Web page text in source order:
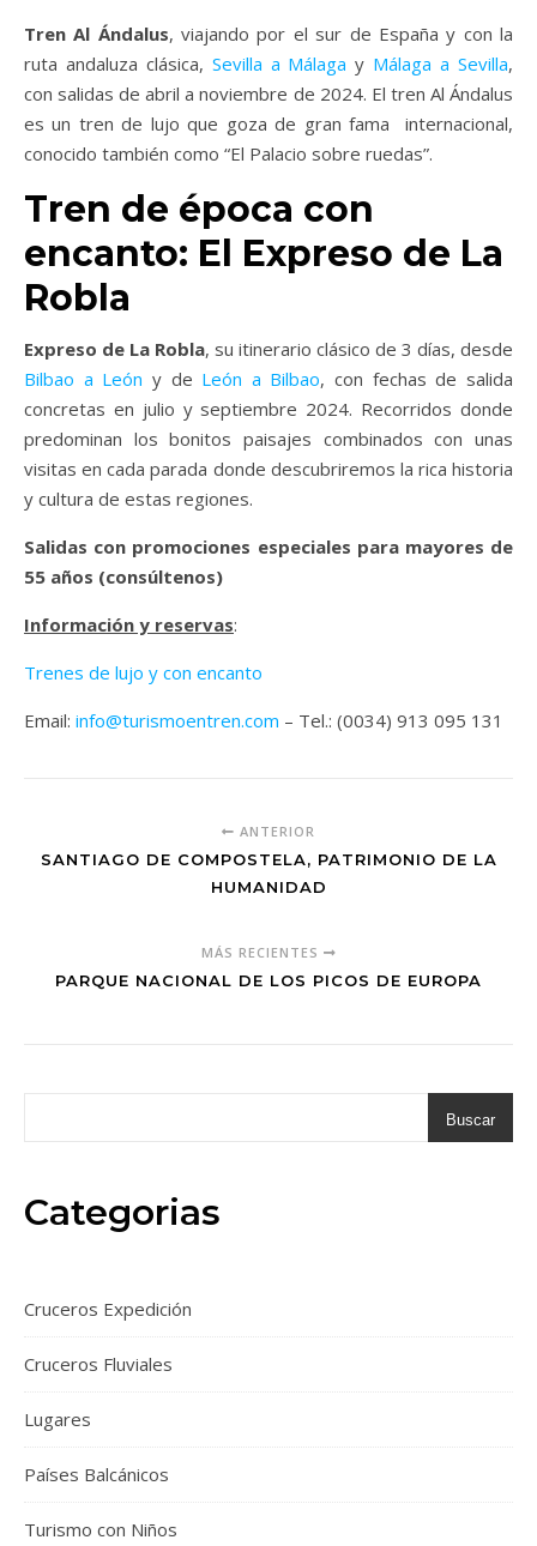
Tren Al Ándalus, viajando por el sur de España y con la
ruta andaluza clásica, Sevilla a Málaga y Málaga a Sevilla,
con salidas de abril a noviembre de 2024. El tren Al Ándalus
es un tren de lujo que goza de gran fama internacional,
conocido también como “El Palacio sobre ruedas”.
Tren de época con
encanto: El Expreso de La
Robla
Expreso de La Robla, su itinerario clásico de 3 días, desde
Bilbao a León y de León a Bilbao, con fechas de salida
concretas en julio y septiembre 2024. Recorridos donde
predominan los bonitos paisajes combinados con unas
visitas en cada parada donde descubriremos la rica historia
y cultura de estas regiones.
Salidas con promociones especiales para mayores de
55 años (consúltenos)
Información y reservas:
Trenes de lujo y con encanto
Email: info@turismoentren.com – Tel.: (0034) 913 095 131
ANTERIOR
SANTIAGO DE COMPOSTELA, PATRIMONIO DE LA
HUMANIDAD
MÁS RECIENTES
PARQUE NACIONAL DE LOS PICOS DE EUROPA
Buscar
Categorias
Cruceros Expedición
Cruceros Fluviales
Lugares
Países Balcánicos
Turismo con Niños